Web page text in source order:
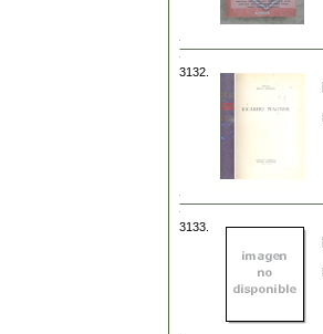
3132.
3133.